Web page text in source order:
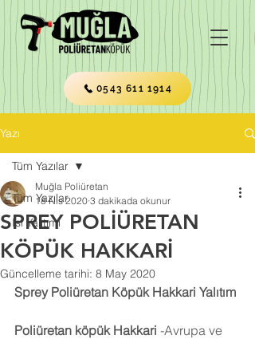
0543 611 1914
Yazı
Tüm Yazılar
Isı Yalıtımı
Tüm Yazılar
SPREY POLİÜRETAN
KÖPÜK HAKKARİ
Muğla Poliüretan
18 Nis 2020 3 dakikada okunur
Güncelleme tarihi: 8 May 2020
Sprey Poliüretan Köpük Hakkari Yalıtım
Poliüretan köpük Hakkari -Avrupa ve